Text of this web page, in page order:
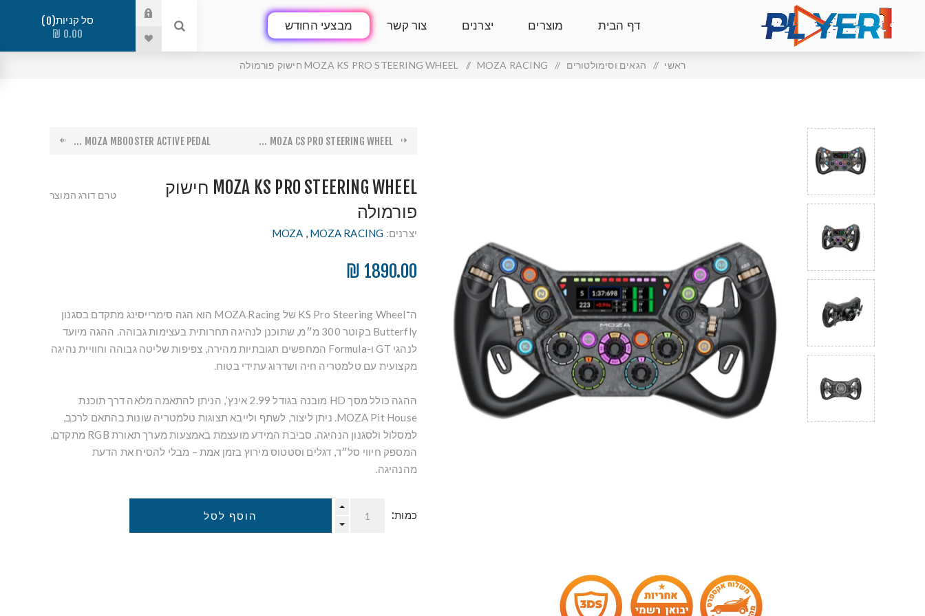
דף הבית מוצרים יצרנים צור קשר מבצעי החודש סל קניות 0
0.00 ₪
ראשי / הגאים וסימולטורים /
MOZA RACING
/ MOZA KS PRO STEERING WHEEL חישוק פורמולה
MOZA CS PRO STEERING WHEEL ...
MOZA MBOOSTER ACTIVE PEDAL ...
MOZA KS PRO STEERING WHEEL חישוק
פורמולה
יצרנים: MOZA , MOZA RACING
טרם דורג המוצר
1890.00 ₪
ה־KS Pro Steering Wheel של MOZA Racing הוא הגה סימרייסינג מתקדם בסגנון
Butterfly בקוטר 300 מ״מ, שתוכנן לנהיגה תחרותית בעצימות גבוהה. ההגה מיועד
לנהגי GT ו-Formula המחפשים תגובתיות מהירה, צפיפות שליטה גבוהה וחוויית נהיגה
מקצועית עם טלמטריה חיה ושדרוג עתידי בטוח.
ההגה כולל מסך HD מובנה בגודל 2.99 אינץ’, הניתן להתאמה מלאה דרך תוכנת
MOZA Pit House. ניתן ליצור, לשתף ולייבא תצוגות טלמטריה שונות בהתאם לרכב,
למסלול ולסגנון הנהיגה. סביבת המידע מועצמת באמצעות מערך תאורת RGB מתקדם,
המספק חיווי סל״ד, דגלים וסטטוס מירוץ בזמן אמת – מבלי להסיח את הדעת
מהנהיגה.
כמות: הוסף לסל